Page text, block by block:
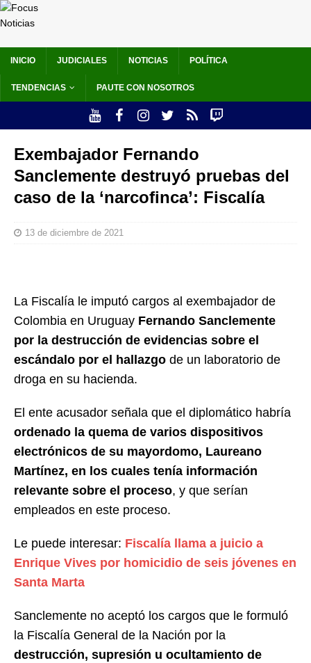
INICIO JUDICIALES NOTICIAS POLÍTICA
TENDENCIAS PAUTE CON NOSOTROS
Exembajador Fernando
Sanclemente destruyó pruebas del
caso de la ‘narcofinca’: Fiscalía
13 de diciembre de 2021
La Fiscalía le imputó cargos al exembajador de
Colombia en Uruguay Fernando Sanclemente
por la destrucción de evidencias sobre el
escándalo por el hallazgo de un laboratorio de
droga en su hacienda.
El ente acusador señala que el diplomático habría
ordenado la quema de varios dispositivos
electrónicos de su mayordomo, Laureano
Martínez, en los cuales tenía información
relevante sobre el proceso, y que serían
empleados en este proceso.
Le puede interesar: Fiscalía llama a juicio a
Enrique Vives por homicidio de seis jóvenes en
Santa Marta
Sanclemente no aceptó los cargos que le formuló
la Fiscalía General de la Nación por la
destrucción, supresión u ocultamiento de